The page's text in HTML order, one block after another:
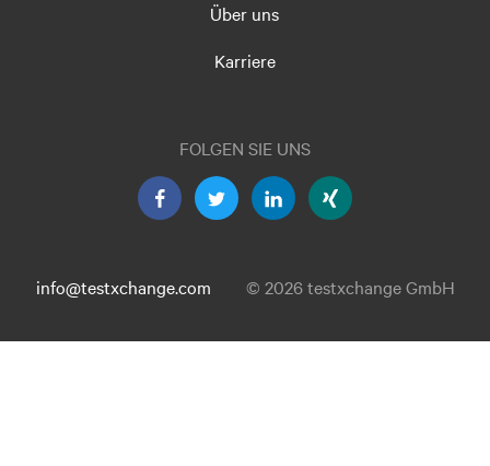
Über uns
Karriere
FOLGEN SIE UNS
info@testxchange.com © 2026 testxchange GmbH